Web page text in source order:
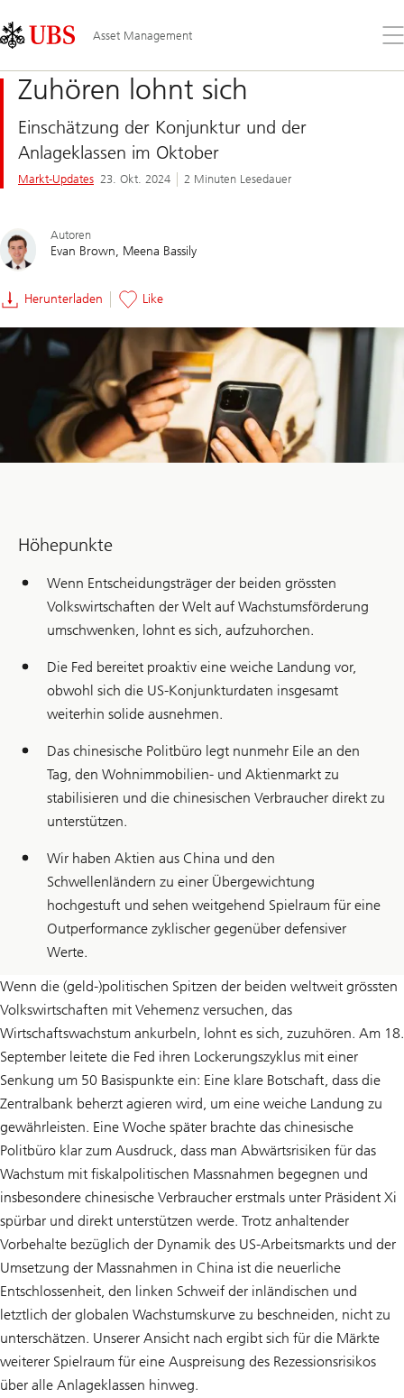
Links
Area
Asset Management
Sie
Zuhören lohnt sich
Einschätzung der Konjunktur und der
Anlageklassen im Oktober
Markt-Updates 23. Okt. 2024 2 Minuten Lesedauer
Autoren
Evan Brown Meena Bassily
Herunterladen Like
Höhepunkte
Wenn Entscheidungsträger der beiden grössten
Volkswirtschaften der Welt auf Wachstumsförderung
umschwenken, lohnt es sich, aufzuhorchen.
Die Fed bereitet proaktiv eine weiche Landung vor,
obwohl sich die US-Konjunkturdaten insgesamt
weiterhin solide ausnehmen.
Das chinesische Politbüro legt nunmehr Eile an den
Tag, den Wohnimmobilien- und Aktienmarkt zu
stabilisieren und die chinesischen Verbraucher direkt zu
unterstützen.
Wir haben Aktien aus China und den
Schwellenländern zu einer Übergewichtung
hochgestuft und sehen weitgehend Spielraum für eine
Outperformance zyklischer gegenüber defensiver
Werte.
Wenn die (geld-)politischen Spitzen der beiden weltweit grössten
Volkswirtschaften mit Vehemenz versuchen, das
Wirtschaftswachstum ankurbeln, lohnt es sich, zuzuhören. Am 18.
September leitete die Fed ihren Lockerungszyklus mit einer
Senkung um 50 Basispunkte ein: Eine klare Botschaft, dass die
Zentralbank beherzt agieren wird, um eine weiche Landung zu
gewährleisten. Eine Woche später brachte das chinesische
Politbüro klar zum Ausdruck, dass man Abwärtsrisiken für das
Wachstum mit fiskalpolitischen Massnahmen begegnen und
insbesondere chinesische Verbraucher erstmals unter Präsident Xi
spürbar und direkt unterstützen werde. Trotz anhaltender
Vorbehalte bezüglich der Dynamik des US-Arbeitsmarkts und der
Umsetzung der Massnahmen in China ist die neuerliche
Entschlossenheit, den linken Schweif der inländischen und
letztlich der globalen Wachstumskurve zu beschneiden, nicht zu
unterschätzen. Unserer Ansicht nach ergibt sich für die Märkte
weiterer Spielraum für eine Auspreisung des Rezessionsrisikos
über alle Anlageklassen hinweg.